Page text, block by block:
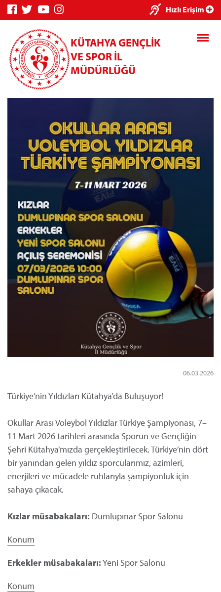
Hızlı Erişim
KÜTAHYA GENÇLİK
VE SPOR İL
MÜDÜRLÜĞÜ
06.03.2026
Türkiye’nin Yıldızları Kütahya’da Buluşuyor!
Okullar Arası Voleybol Yıldızlar Türkiye Şampiyonası, 7–
11 Mart 2026 tarihleri arasında Sporun ve Gençliğin
Şehri Kütahya’mızda gerçekleştirilecek. Türkiye’nin dört
bir yanından gelen yıldız sporcularımız, azimleri,
enerjileri ve mücadele ruhlarıyla şampiyonluk için
sahaya çıkacak.
Kızlar müsabakaları: Dumlupınar Spor Salonu
Konum
Erkekler müsabakaları:Yeni Spor Salonu
Konum
×
Sistemi
Sistemi
İşlemleri
Kredi/Yurt E-